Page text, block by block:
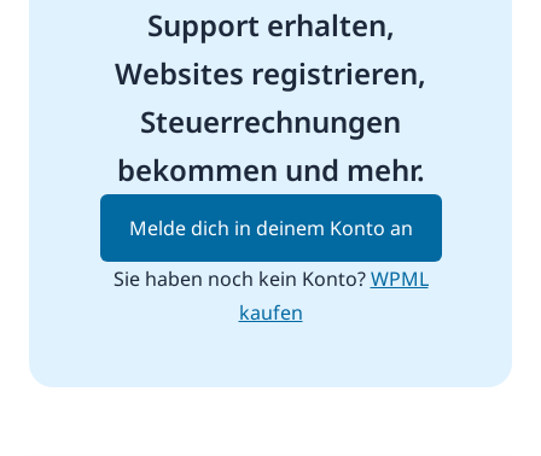
Support erhalten,
Websites registrieren,
Steuerrechnungen
bekommen und mehr.
Melde dich in deinem Konto an
Sie haben noch kein Konto?WPML
kaufen